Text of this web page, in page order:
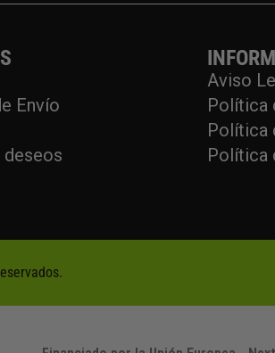
Envío
Aviso
Política
Política
Política